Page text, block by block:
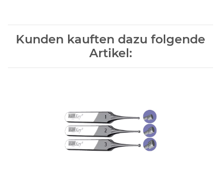
Kunden kauften dazu folgende
Artikel: